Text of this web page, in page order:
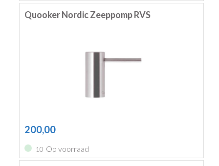
Quooker Nordic Zeeppomp RVS
200,00
10 Op voorraad